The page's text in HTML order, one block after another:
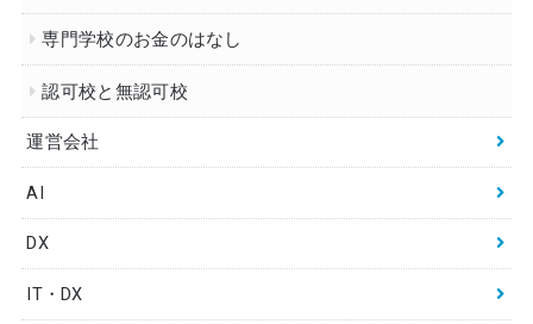
専門学校のお金のはなし
認可校と無認可校
運営会社
AI
DX
IT・DX